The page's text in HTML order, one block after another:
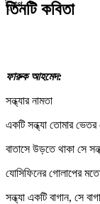
ট্যাগ
তিনটি কবিতা
ফারুক আহমেদ:
সন্ধ্যার নামতা
একটি সন্ধ্যা তোমার
বাতাসে উড়তে থাকা সে
যোসিফিনের গোলাপের
সন্ধ্যা একটি বাগান, সে